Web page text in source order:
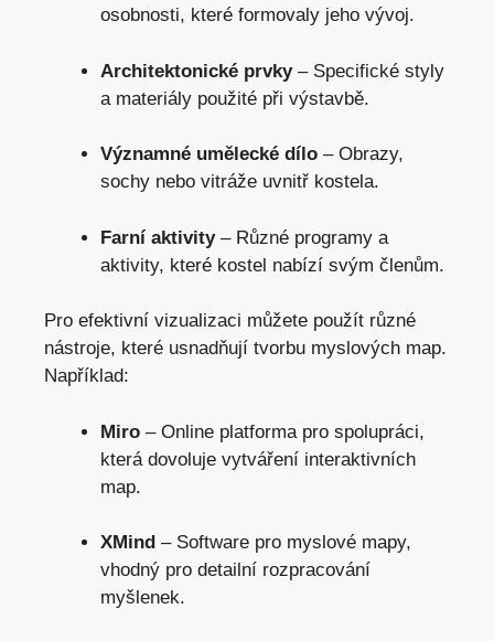
osobnosti, které formovaly jeho vývoj.
Architektonické⁣ prvky– Specifické styly‍
a materiály použité při výstavbě.
Významné umělecké ⁢dílo – Obrazy,
sochy ‌nebo⁤ vitráže uvnitř kostela.
Farní aktivity– ⁤Různé programy a
aktivity, které kostel nabízí svým členům.
Pro efektivní vizualizaci⁣ můžete použít různé
nástroje, které usnadňují tvorbu myslových map.
Například:
Miro – Online platforma pro spolupráci,
která dovoluje vytváření interaktivních⁢
map.
XMind – Software ⁢pro myslové mapy,
vhodný pro​ detailní rozpracování
myšlenek.